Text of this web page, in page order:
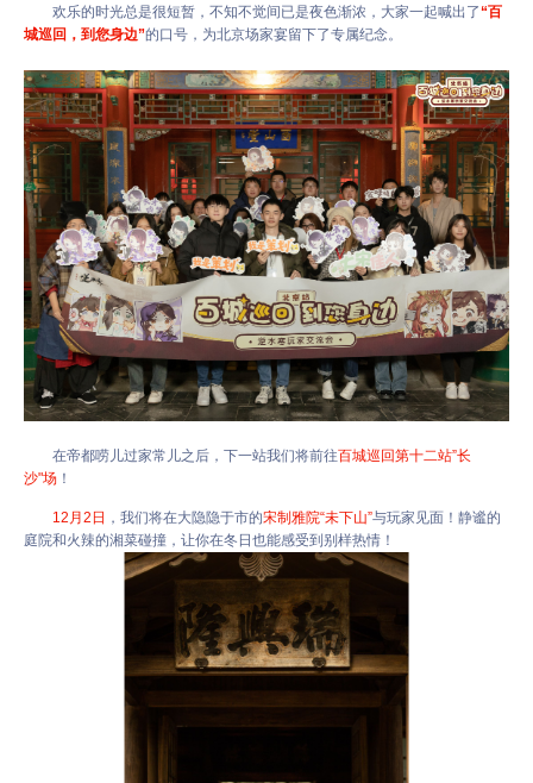
欢乐的时光总是很短暂，不知不觉间已是夜色渐浓，大家一起喊出了“百
城巡回，到您身边”的口号，为北京场家宴留下了专属纪念。
在帝都唠儿过家常儿之后，下一站我们将前往百城巡回第十二站”长
沙"场 ！
12月2日 ，我们将在大隐隐于市的宋制雅院“未下山”与玩家见面！静谧的
庭院和火辣的湘菜碰撞，让你在冬日也能感受到别样热情！